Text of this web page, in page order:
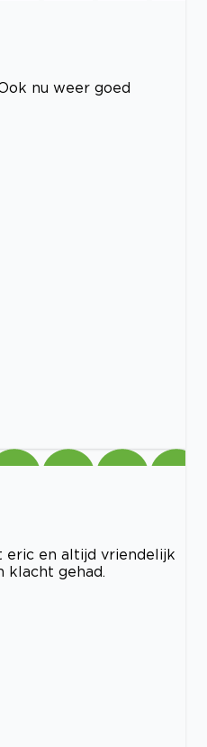
nu weer goed
eric en altijd vriendelijk
klacht gehad.